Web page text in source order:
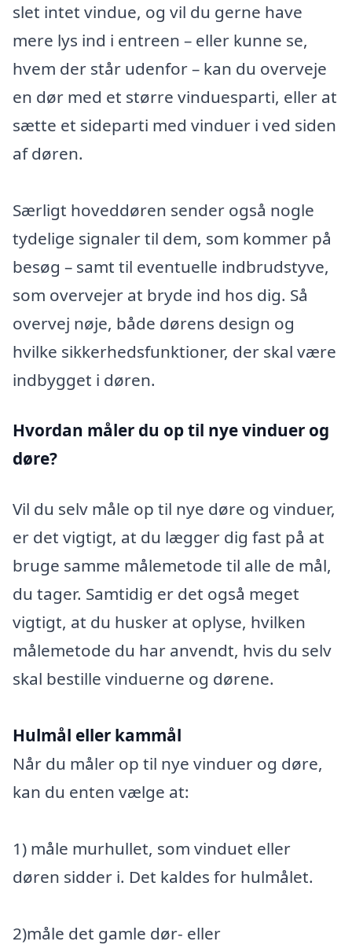
slet intet vindue, og vil du gerne have
mere lys ind i entreen – eller kunne se,
hvem der står udenfor – kan du overveje
en dør med et større vinduesparti, eller at
sætte et sideparti med vinduer i ved siden
af døren.
Særligt hoveddøren sender også nogle
tydelige signaler til dem, som kommer på
besøg – samt til eventuelle indbrudstyve,
som overvejer at bryde ind hos dig. Så
overvej nøje, både dørens design og
hvilke sikkerhedsfunktioner, der skal være
indbygget i døren.
Hvordan måler du op til nye vinduer og
døre?
Vil du selv måle op til nye døre og vinduer,
er det vigtigt, at du lægger dig fast på at
bruge samme målemetode til alle de mål,
du tager. Samtidig er det også meget
vigtigt, at du husker at oplyse, hvilken
målemetode du har anvendt, hvis du selv
skal bestille vinduerne og dørene.
Hulmål eller kammål
Når du måler op til nye vinduer og døre,
kan du enten vælge at:
1) måle murhullet, som vinduet eller
døren sidder i. Det kaldes for hulmålet.
2)måle det gamle dør- eller